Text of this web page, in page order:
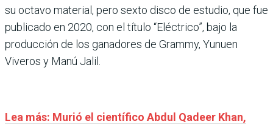
su octavo material, pero sexto disco de estudio, que fue
publicado en 2020, con el título “Eléctrico”, bajo la
producción de los ganadores de Grammy, Yunuen
Viveros y Manú Jalil.
Lea más: Murió el científico Abdul Qadeer Khan,